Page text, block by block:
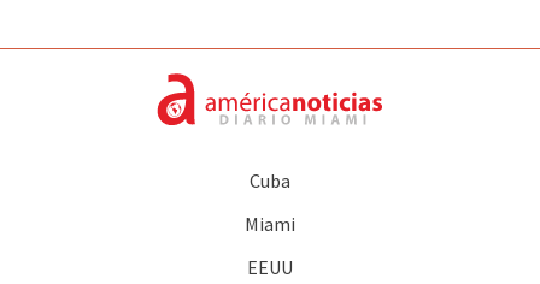
Cuba
Miami
EEUU